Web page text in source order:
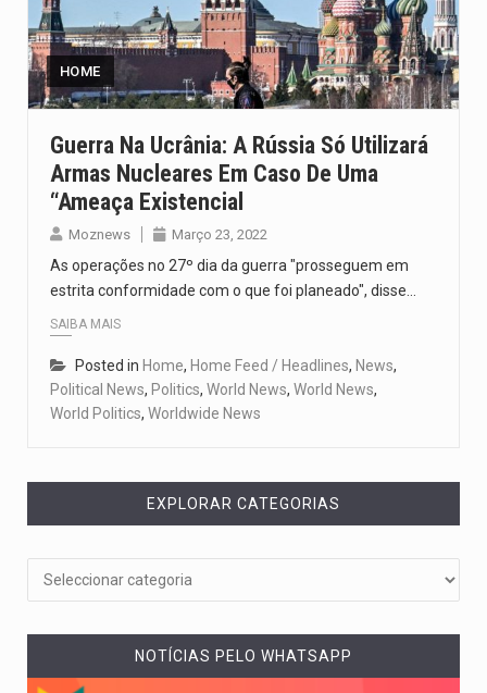
O pagamento marca o desfecho de um dos processos mais…
O programa, cuja implementação está prevista entre abril de 2026…
HOME
Guerra Na Ucrânia: A Rússia Só Utilizará
Armas Nucleares Em Caso De Uma
“ameaça Existencial
Moznews Março 23, 2022
As operações no 27º dia da guerra "prosseguem em
estrita conformidade com o que foi planeado", disse…
SAIBA MAIS
Posted in Home, Home Feed / Headlines, News,
Political News, Politics, World News, World News,
World Politics, Worldwide News
EXPLORAR CATEGORIAS
NOTÍCIAS PELO WHATSAPP